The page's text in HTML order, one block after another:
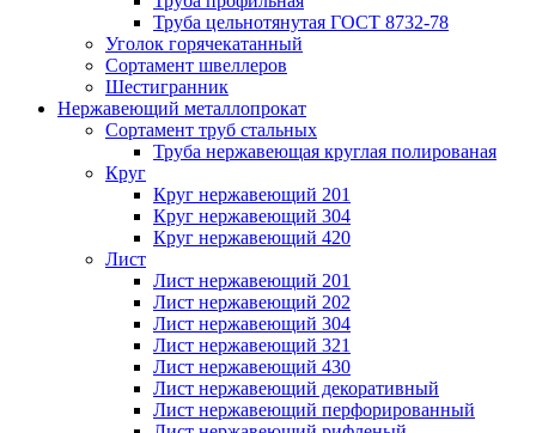
Труба цельнотянутая ГОСТ 8732-78
Уголок горячекатанный
Сортамент швеллеров
Шестигранник
Нержавеющий металлопрокат
Сортамент труб стальных
Труба нержавеющая круглая полированая
Круг
Круг нержавеющий 201
Круг нержавеющий 304
Круг нержавеющий 420
Лист
Лист нержавеющий 201
Лист нержавеющий 202
Лист нержавеющий 304
Лист нержавеющий 321
Лист нержавеющий 430
Лист нержавеющий декоративный
Лист нержавеющий перфорированный